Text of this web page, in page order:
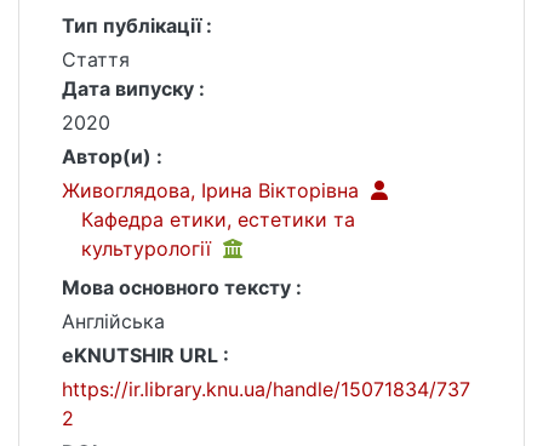
Тип публікації :
Стаття
Дата випуску :
2020
Автор(и) :
Живоглядова, Ірина Вікторівна
Кафедра етики, естетики та
культурології
Мова основного тексту :
Англійська
eKNUTSHIR URL :
https://ir.library.knu.ua/handle/15071834/737
2